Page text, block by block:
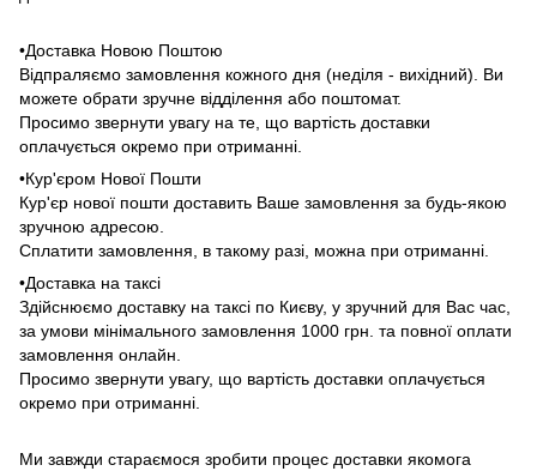
•Доставка Новою Поштою
Відпраляємо замовлення кожного дня (неділя - вихідний). Ви
можете обрати зручне відділення або поштомат.
Просимо звернути увагу на те, що вартість доставки
оплачується окремо при отриманні.
•Кур'єром Нової Пошти
Кур'єр нової пошти доставить Ваше замовлення за будь-якою
зручною адресою.
Сплатити замовлення, в такому разі, можна при отриманні.
•Доставка на таксі
Здійснюємо доставку на таксі по Києву, у зручний для Вас час,
за умови мінімального замовлення 1000 грн. та повної оплати
замовлення онлайн.
Просимо звернути увагу, що вартість доставки оплачується
окремо при отриманні.
Ми завжди стараємося зробити процес доставки якомога